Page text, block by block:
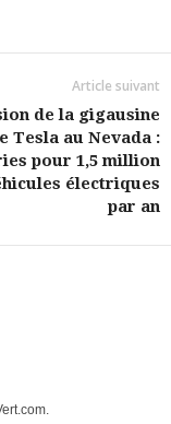
Article suivant
de la gigausine
Tesla au Nevada :
pour 1,5 million
électriques
par an